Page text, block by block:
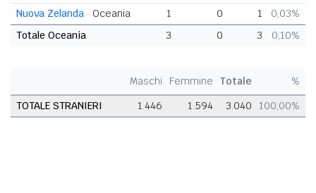
Nuova Zelanda
Oceania 1 0 1
0,03%
Totale Oceania
3 0 3 0,10%
Maschi Femmine Totale
%
TOTALE STRANIERI
1.446 1.594 3.040 100,00%